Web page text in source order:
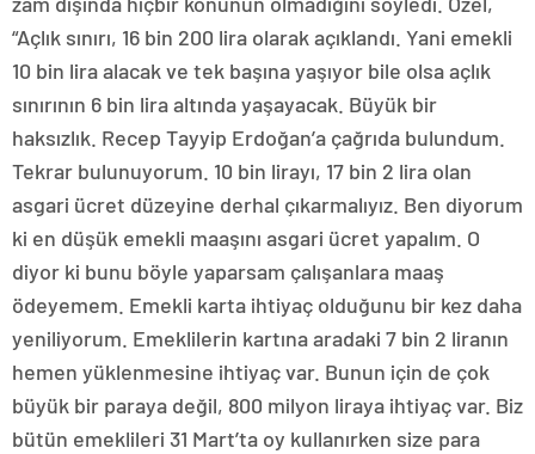
“Açlık sınırı, 16 bin 200 lira olarak açıklandı. Yani emekli
10 bin lira alacak ve tek başına yaşıyor bile olsa açlık
sınırının 6 bin lira altında yaşayacak. Büyük bir
haksızlık. Recep Tayyip Erdoğan’a çağrıda bulundum.
Tekrar bulunuyorum. 10 bin lirayı, 17 bin 2 lira olan
asgari ücret düzeyine derhal çıkarmalıyız. Ben diyorum
ki en düşük emekli maaşını asgari ücret yapalım. O
diyor ki bunu böyle yaparsam çalışanlara maaş
ödeyemem. Emekli karta ihtiyaç olduğunu bir kez daha
yeniliyorum. Emeklilerin kartına aradaki 7 bin 2 liranın
hemen yüklenmesine ihtiyaç var. Bunun için de çok
büyük bir paraya değil, 800 milyon liraya ihtiyaç var. Biz
bütün emeklileri 31 Mart’ta oy kullanırken size para